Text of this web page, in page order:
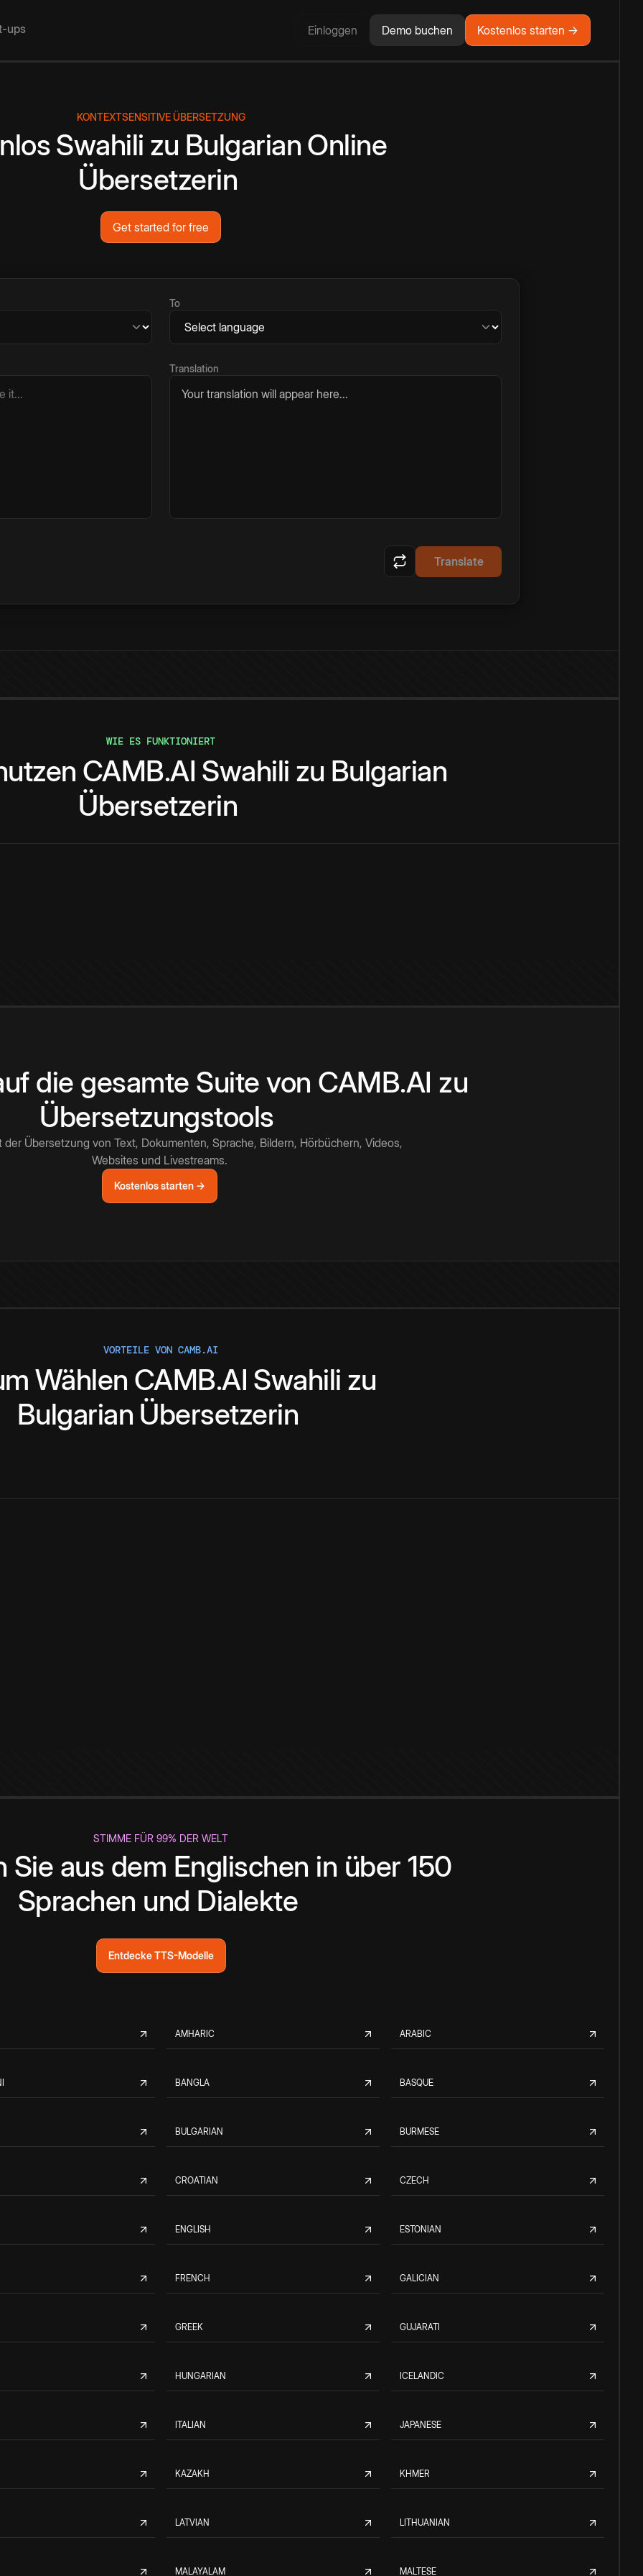
ups Einloggen Demo buchen Kostenlos starten →
KONTEXTSENSITIVE ÜBERSETZUNG
Swahili zu Bulgarian Online
Übersetzerin
Get started for free
To
Translation
Your translation will appear here...
Translate
WIE ES FUNKTIONIERT
CAMB.AI Swahili zu Bulgarian
Übersetzerin
die gesamte Suite von CAMB.AI zu
Übersetzungstools
der Übersetzung von Text, Dokumenten, Sprache, Bildern, Hörbüchern, Videos,
Websites und Livestreams.
Kostenlos starten →
VORTEILE VON CAMB.AI
Wählen CAMB.AI Swahili zu
Bulgarian Übersetzerin
STIMME FÜR 99% DER WELT
Sie aus dem Englischen in über 150
Sprachen und Dialekte
Entdecke TTS-Modelle
AMHARIC ARABIC
BANGLA BASQUE
BULGARIAN BURMESE
CROATIAN CZECH
ENGLISH ESTONIAN
FRENCH GALICIAN
GREEK GUJARATI
HUNGARIAN ICELANDIC
ITALIAN JAPANESE
KAZAKH KHMER
LATVIAN LITHUANIAN
MALAYALAM MALTESE